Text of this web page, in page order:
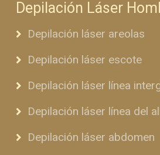
Depilación Láser
Depilación láser areolas
Depilación láser escote
Depilación láser línea
Depilación láser línea del
Depilación láser abdomen